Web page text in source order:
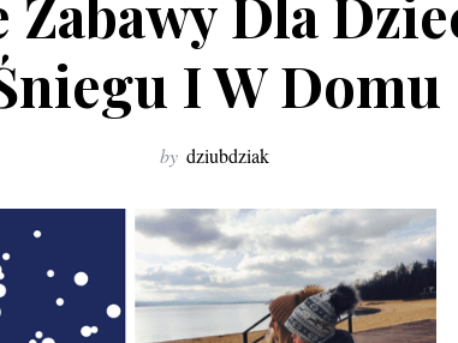
Zabawy Dla
I W Domu
by dziubdziak